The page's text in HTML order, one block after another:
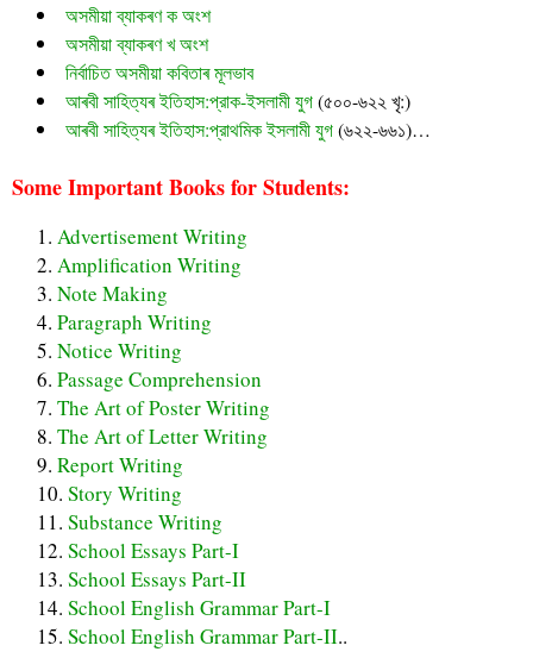
অসমীয়া ব্যাকৰণ ক অংশ
অসমীয়া ব্যাকৰণ খ অংশ
নির্বাচিত অসমীয়া কবিতাৰ মূলভাব
আৰবী সাহিত্যৰ ইতিহাস:প্রাক-ইসলামী যুগ(৫০০-৬২২ খৃ:)
আৰবী সাহিত্যৰ ইতিহাস:প্রাথমিক ইসলামী যুগ(৬২২-৬৬১)…
Some Important Books for Students:
Advertisement Writing
Amplification Writing
Note Making
Paragraph Writing
Notice Writing
Passage Comprehension
The Art of Poster Writing
The Art of Letter Writing
Report Writing
Story Writing
Substance Writing
School Essays Part-I
School Essays Part-II
School English Grammar Part-I
School English Grammar Part-II..